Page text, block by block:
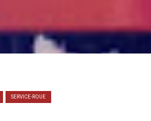
SERVICE-ROUE